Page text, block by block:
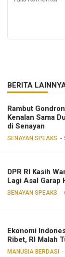
BERITA
Rambut
Kenalan Sama
di Senayan
SENAYAN SPEAKS
DPR RI Kasih
Lagi Asal Garap
SENAYAN SPEAKS
Ekonomi
Ribet, RI Malah
MANUSIA BERDASI